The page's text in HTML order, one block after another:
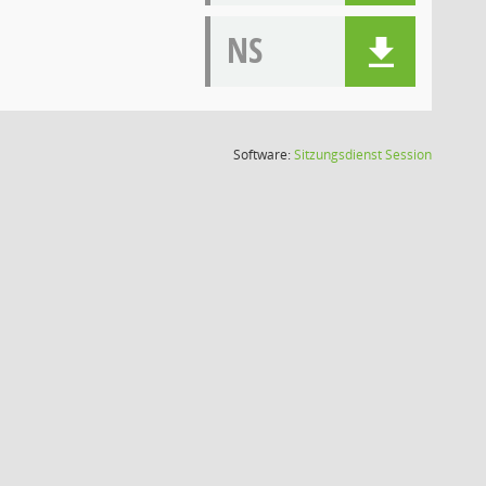
NS
Software:SitzungsdienstSession(Wird in